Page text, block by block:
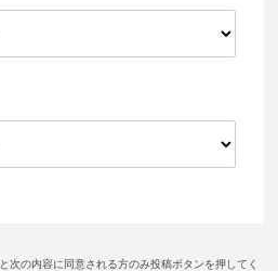
と次の内容に同意される方のみ投稿ボタンを押してく